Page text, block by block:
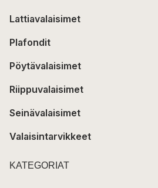
Lattiavalaisimet
Plafondit
Pöytävalaisimet
Riippuvalaisimet
Seinävalaisimet
Valaisintarvikkeet
KATEGORIAT